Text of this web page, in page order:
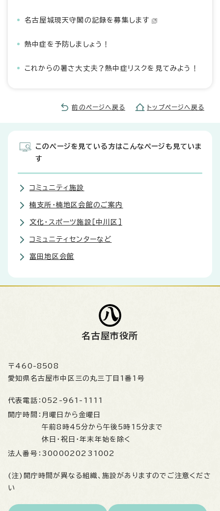
名古屋城現天守閣の記録を募集します
熱中症を予防しましょう！
これからの暑さ大丈夫？熱中症リスクを見てみよう！
前のページへ戻る トップページへ戻る
このページを見ている方はこんなページも見ていま
す
コミュニティ施設
楠支所・楠地区会館のご案内
文化・スポーツ施設［中川区］
コミュニティセンターなど
富田地区会館
名古屋市役所
〒460-8508
愛知県名古屋市中区三の丸三丁目1番1号
代表電話： 052-961-1111
開庁時間： 月曜日から金曜日
午前8時45分から午後5時15分まで
休日・祝日・年末年始を除く
法人番号： 3000020231002
(注)開庁時間が異なる組織、施設がありますのでご注意くださ
い